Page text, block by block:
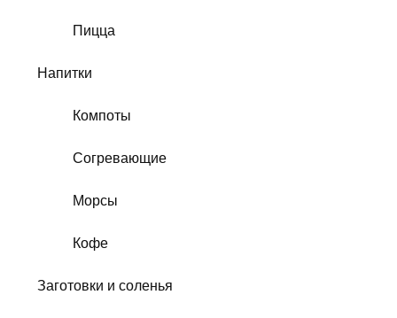
Пицца
Напитки
Компоты
Согревающие
Морсы
Кофе
Заготовки и соленья